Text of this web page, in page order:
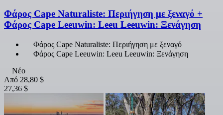
Φάρος Cape Naturaliste: Περιήγηση με ξεναγό +
Φάρος Cape Leeuwin: Leeu Leeuwin: Ξενάγηση
Φάρος Cape Naturaliste: Περιήγηση με ξεναγό
Φάρος Cape Leeuwin: Leeu Leeuwin: Ξενάγηση
Νέο
Από 28,80 $
27,36 $